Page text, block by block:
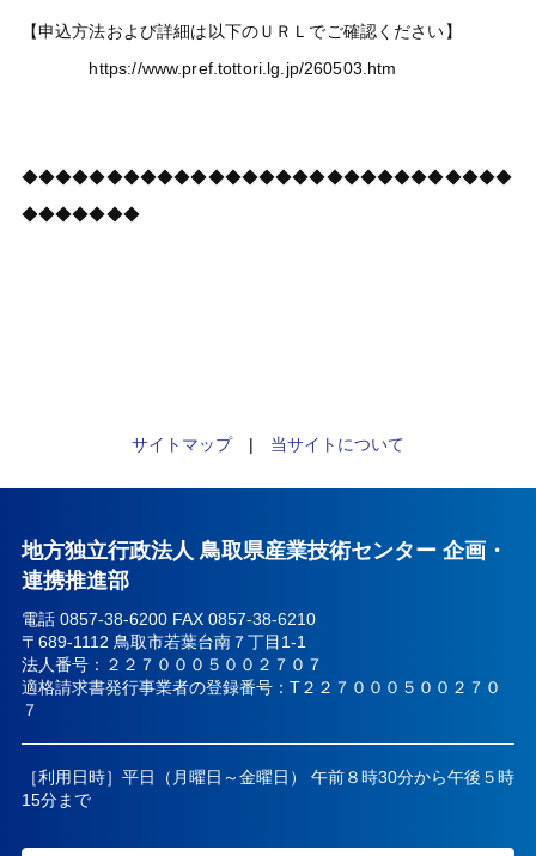
【申込方法および詳細は以下のＵＲＬでご確認ください】
https://www.pref.tottori.lg.jp/260503.htm
◆◆◆◆◆◆◆◆◆◆◆◆◆◆◆◆◆◆◆◆◆◆◆◆◆◆◆◆◆
◆◆◆◆◆◆◆
サイトマップ| 当サイトについて
地方独立行政法人 鳥取県産業技術センター 企画・
連携推進部
電話 0857-38-6200 FAX 0857-38-6210
〒689-1112 鳥取市若葉台南７丁目1-1
法人番号：２２７０００５００２７０７
適格請求書発行事業者の登録番号：T２２７０００５００２７０
７
［利用日時］平日（月曜日～金曜日） 午前８時30分から午後５時
15分まで